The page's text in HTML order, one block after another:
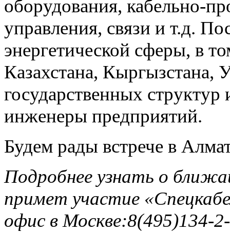
оборудования, кабельно-
управления, связи и т.д.
энергетической сферы, в
Казахстана, Кыргызстана,
государственных
инженеры предприятий.
Будем рады встрече в
Подробнее узнать о
примет участие
офис в Москве:8(495)134-